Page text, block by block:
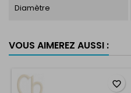
Diamètre
VOUS AIMEREZ AUSSI :
favorite_border